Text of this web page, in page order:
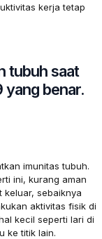
kerja tetap
tubuh saat
yang benar.
imunitas tubuh.
ini, kurang aman
keluar, sebaiknya
aktivitas fisik di
kecil seperti lari di
ke titik lain.